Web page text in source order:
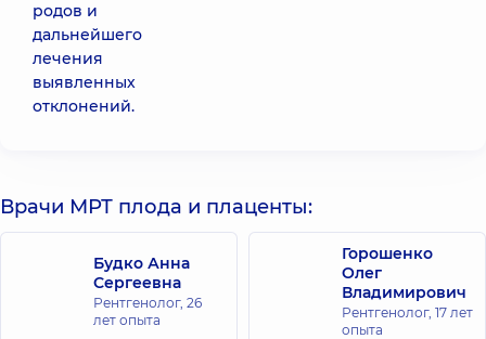
родов и
дальнейшего
лечения
выявленных
отклонений.
Врачи МРТ плода и плаценты:
Будко Анна
Сергеевна
Рентгенолог, 26
лет опыта
Горошенко
Олег
Владимирович
Рентгенолог, 17 лет
опыта